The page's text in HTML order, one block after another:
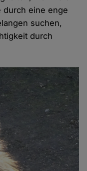
durch eine enge
suchen,
durch